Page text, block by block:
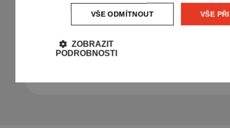
HR Business partner
+420 724 143 588
Na ochranu osobních údajů v Ray Service pečlivě dbáme, s Vašimi
VŠE
VŠE ODMÍTNOUT
ZOBRAZIT
PODROBNOSTI